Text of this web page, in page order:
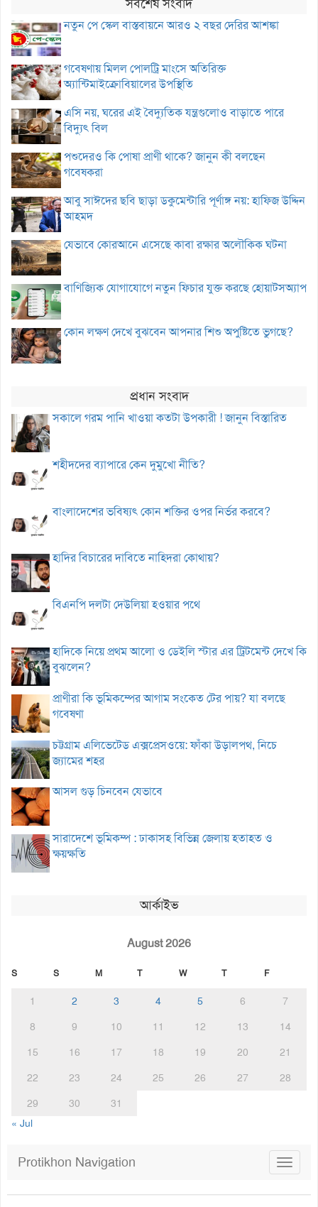
নতুন পে স্কেল বাস্তবায়নে আরও ২ বছর দেরির আশঙ্কা
গবেষণায় মিলল পোলট্রি মাংসে অতিরিক্ত
অ্যান্টিমাইক্রোবিয়ালের উপস্থিতি
এসি নয়, ঘরের এই বৈদ্যুতিক যন্ত্রগুলোও বাড়াতে পারে
বিদ্যুৎ বিল
পশুদেরও কি পোষা প্রাণী থাকে? জানুন কী বলছেন
গবেষকরা
আবু সাঈদের ছবি ছাড়া ডকুমেন্টারি পূর্ণাঙ্গ নয়: হাফিজ উদ্দিন
আহমদ
যেভাবে কোরআনে এসেছে কাবা রক্ষার অলৌকিক ঘটনা
বাণিজ্যিক যোগাযোগে নতুন ফিচার যুক্ত করছে হোয়াটসঅ্যাপ
কোন লক্ষণ দেখে বুঝবেন আপনার শিশু অপুষ্টিতে ভুগছে?
প্রধান সংবাদ
সকালে গরম পানি খাওয়া কতটা উপকারী ! জানুন বিস্তারিত
শহীদদের ব্যাপারে কেন দুমুখো নীতি?
বাংলাদেশের ভবিষ্যৎ কোন শক্তির ওপর নির্ভর করবে?
হাদির বিচারের দাবিতে নাহিদরা কোথায়?
বিএনপি দলটা দেউলিয়া হওয়ার পথে
হাদিকে নিয়ে প্রথম আলো ও ডেইলি স্টার এর ট্রিটমেন্ট দেখে কি
বুঝলেন?
প্রাণীরা কি ভূমিকম্পের আগাম সংকেত টের পায়? যা বলছে
গবেষণা
চট্টগ্রাম এলিভেটেড এক্সপ্রেসওয়ে: ফাঁকা উড়ালপথ, নিচে
জ্যামের শহর
আসল গুড় চিনবেন যেভাবে
সারাদেশে ভূমিকম্প : ঢাকাসহ বিভিন্ন জেলায় হতাহত ও
ক্ষয়ক্ষতি
আর্কাইভ
August 2026
S S M T W T F
1 2 3 4 5 6
7
8
9 10 11 12 13
14
15
16 17 18 19 20
21
22
23 24 25 26 27
28
29
30
31
« Jul
Toggle
Protikhon Navigation